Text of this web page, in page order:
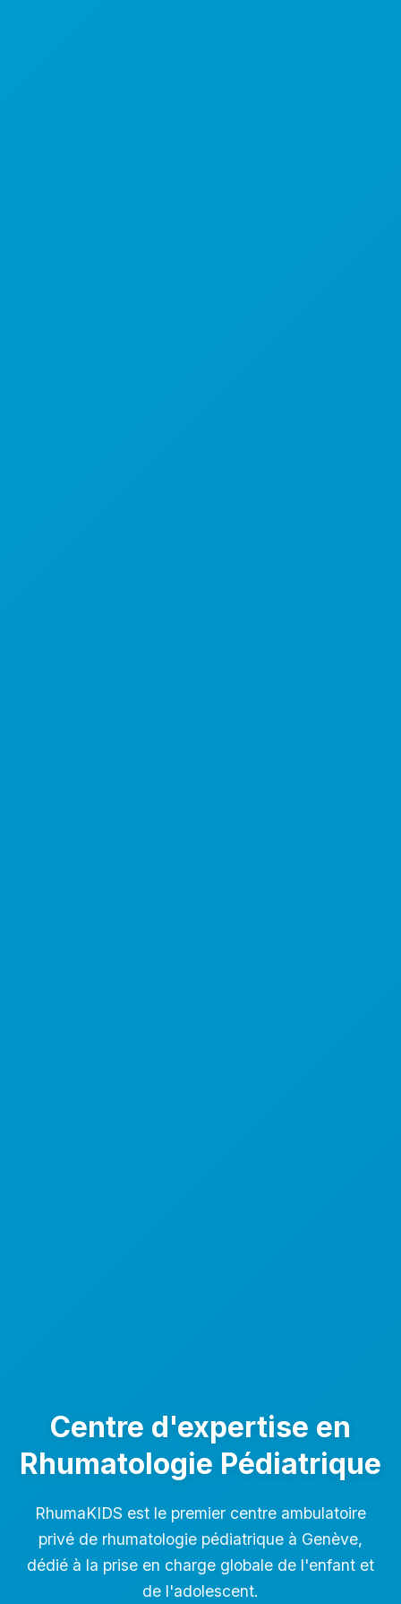
Centre d'expertise en
Rhumatologie Pédiatrique
RhumaKIDS est le premier centre ambulatoire
privé de rhumatologie pédiatrique à Genève,
dédié à la prise en charge globale de l'enfant et
de l'adolescent.